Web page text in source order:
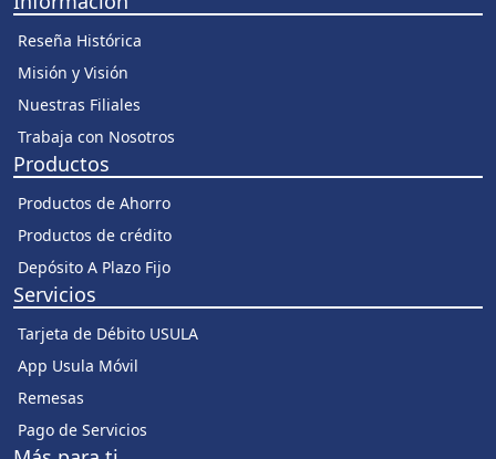
Reseña Histórica
Misión y Visión
Nuestras Filiales
Trabaja con Nosotros
Productos
Productos de Ahorro
Productos de crédito
Depósito A Plazo Fijo
Servicios
Tarjeta de Débito USULA
App Usula Móvil
Remesas
Pago de Servicios